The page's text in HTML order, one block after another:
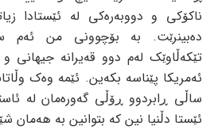
ناکۆکی و دووبەرەکی لە ئێستادا
دەبینرێت. بە بۆچوونی من ئەم
تێکەڵاوێک لەم دوو قەیرانە جیهانی و
ساڵی ڕابردوو ڕۆڵی گەورەمان لە
ئێستا دڵنیا نین کە بتوانین بە هەمان